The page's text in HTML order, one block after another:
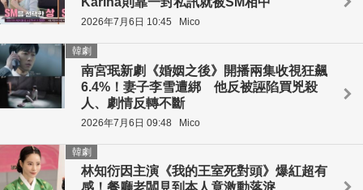
2026年7月6日 10:45 Mico
南宮珉新劇《婚姻之後》開播兩集收視狂飆
6.4%！妻子李雪遭綁 他反被誣陷買兇殺
人、劇情反轉不斷
韓劇
2026年7月6日 09:48 Mico
林知衍因主演《我的王室死對頭》爆紅超有
韓劇